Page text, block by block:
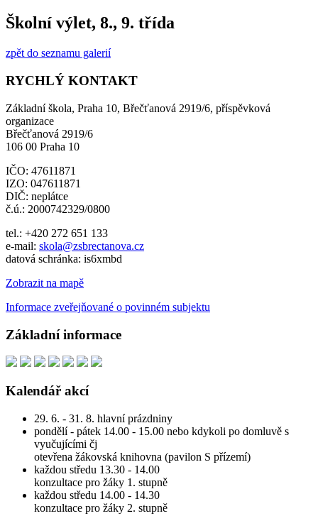
Školní výlet, 8., 9. třída
zpět do seznamu galerií
RYCHLÝ KONTAKT
Základní škola, Praha 10, Břečťanová 2919/6, příspěvková
organizace
Břečťanová 2919/6
106 00 Praha 10
IČO: 47611871
IZO: 047611871
DIČ: neplátce
č.ú.: 2000742329/0800
tel.: +420 272 651 133
e-mail: skola@zsbrectanova.cz
datová schránka: is6xmbd
Zobrazit na mapě
Informace zveřejňované o povinném subjektu
Základní informace
Kalendář akcí
29. 6. - 31. 8. hlavní prázdniny
pondělí - pátek 14.00 - 15.00 nebo kdykoli po domluvě s
vyučujícími čj
otevřena žákovská knihovna (pavilon S přízemí)
každou středu 13.30 - 14.00
konzultace pro žáky 1. stupně
každou středu 14.00 - 14.30
konzultace pro žáky 2. stupně